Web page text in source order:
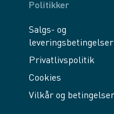
Politikker
Salgs- og
leveringsbetingelser
Privatlivspolitik
Cookies
Vilkår og betingelser